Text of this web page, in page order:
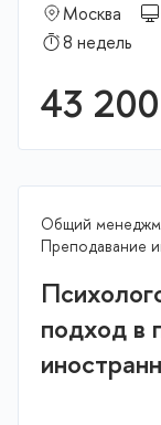
Москва
8 недель
43
Общий
Преподавание
подход в